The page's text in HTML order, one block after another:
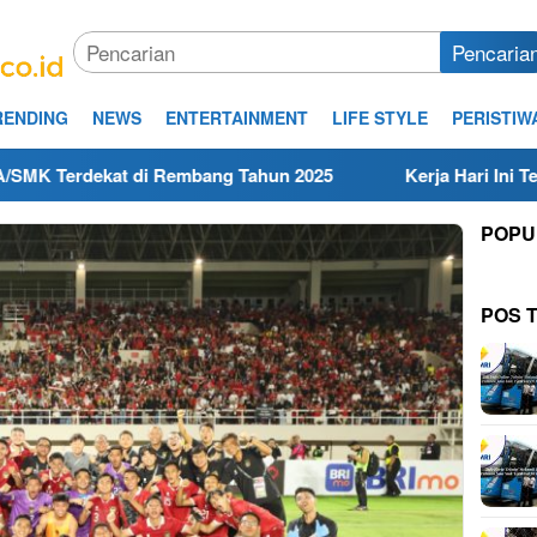
NEWS ENTERTAINMENT LIFE STYLE
Rembang Tahun 2025 Kerja Hari Ini Teknisi/Mekanik
POS